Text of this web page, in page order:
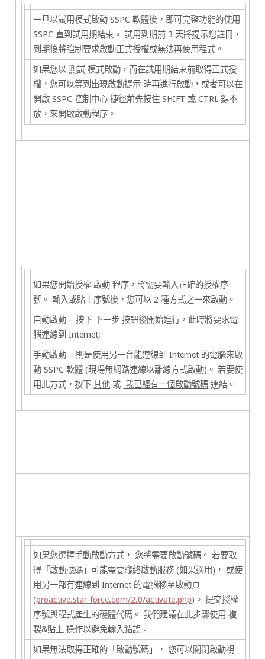
一旦以試用模式啟動 SSPC 軟體後，即可完整功能的使用
SSPC 直到試用期結束。 試用到期前 3 天將提示您註冊，
到期後將強制要求啟動正式授權或無法再使用程式。
如果您以測試 模式啟動，而在試用期結束前取得正式授
權，您可以等到出現啟動提示 時再進行啟動，或者可以在
開啟SSPC 控制中心 捷徑前先按住SHIFT 或CTRL 鍵不
放，來開啟啟動程序。
如果您開始授權啟動 程序，將需要輸入正確的授權序
號。 輸入或貼上序號後，您可以 2 種方式之一來啟動。
自動啟動 – 按下 下一步 按鈕後開始進行，此時將要求電
腦連線到 Internet;
手動啟動 – 則是使用另一台能連線到 Internet 的電腦來啟
動 SSPC 軟體 (現場無網路連線以離線方式啟動)。 若要使
用此方式，按下其他 或 我已經有一個啟動號碼 連結。
如果您選擇手動啟動方式， 您將需要啟動號碼。 若要取
得「啟動號碼」可能需要聯絡啟動服務 (如果適用)， 或使
用另一部有連線到 Internet 的電腦移至啟動頁
(proactive.star-force.com/2.0/activate.php)。 提交授權
序號與程式產生的硬體代碼。 我們建議在此步驟使用複
製&貼上 操作以避免輸入錯誤。
如果無法取得正確的「啟動號碼」， 您可以關閉啟動視